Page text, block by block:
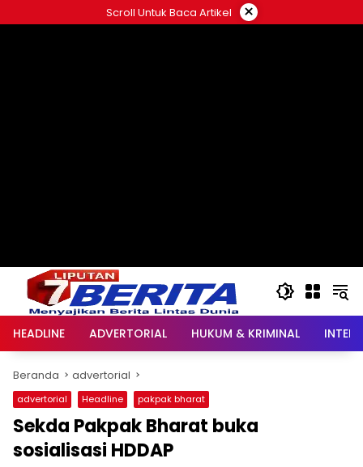
ke
Scroll Untuk Baca Artikel ×
HEADLINE ADVERTORIAL HUKUM & KRIMINAL
Beranda advertorial
advertorial Headline pakpak bharat
Sekda Pakpak Bharat buka
sosialisasi HDDAP